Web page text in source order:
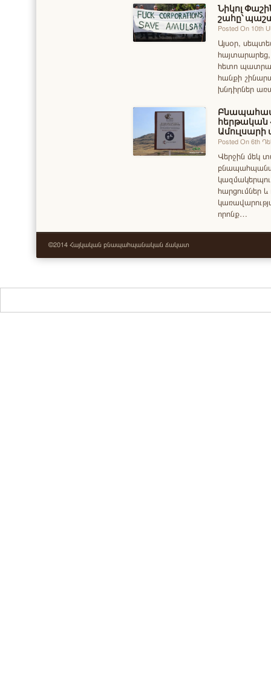
Նիկոլ
շահը՝
Posted On 10th
Այսօր,
հայտարարեց,
հետո
հանքի
խնդիրներ
Posted On 6th
Վերջին մեկ
հարցումներ և
որոնք…
©2014 Հայկական բնապահպանական ճակատ